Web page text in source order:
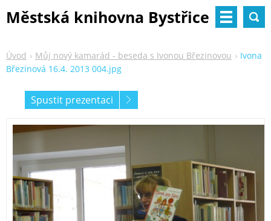
Městská knihovna Bystřice
Úvod Můj nový kamarád - beseda s Ivonou Březinovou
Ivona
Březinová 16.4. 2013 004.jpg
Spustit prezentaci